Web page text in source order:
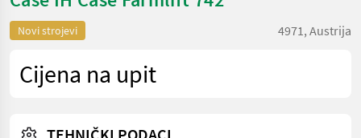
Novi strojevi 4971, Austrija
Cijena na upit